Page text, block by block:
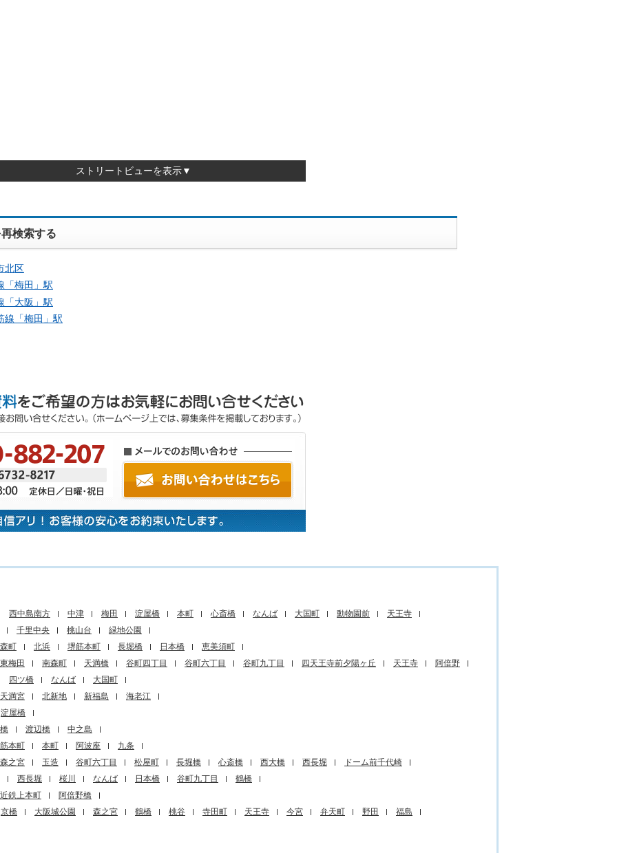
ストリートビューを表示▼
検索する
北区
「梅田 」駅
「大阪 」駅
線「梅田 」駅
西中島南方 中津 梅田 淀屋橋 本町 心斎橋 なんば 大国町 動物園前
天王寺
千里中央
桃山台
緑地公園
町
北浜 堺筋本町 長堀橋 日本橋
恵美須町
東梅田
南森町 天満橋 谷町四丁目 谷町六丁目 谷町九丁目 四天王寺前夕陽ヶ丘 天王寺
阿倍野
四ツ橋
なんば
大国町
満宮
北新地 新福島
海老江
淀屋橋
渡辺橋
中之島
本町
本町 阿波座
九条
森之宮
玉造 谷町六丁目 松屋町 長堀橋 心斎橋 西大橋 西長堀
ドーム前千代崎
西長堀
桜川 なんば 日本橋 谷町九丁目
鶴橋
近鉄上本町
阿倍野橋
京橋
大阪城公園 森之宮 鶴橋 桃谷 寺田町 天王寺 今宮 弁天町 野田 福島